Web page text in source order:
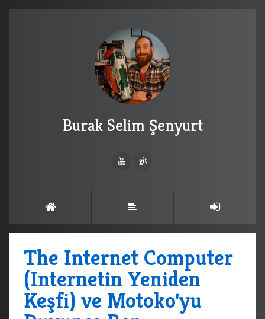
Burak Selim Şenyurt
The Internet Computer
(Internetin Yeniden
Keşfi) ve Motoko'yu